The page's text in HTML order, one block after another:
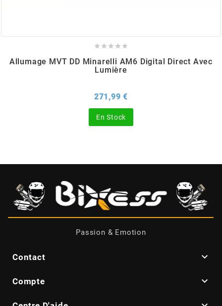
CL BRAKES
COOCASE
CST TIRES
    
Allumage MVT DD Minarelli AM6 Digital Direct Avec
Lumière
271,99 €
En Stock
Passion & Emotion
Contact 
Compte 